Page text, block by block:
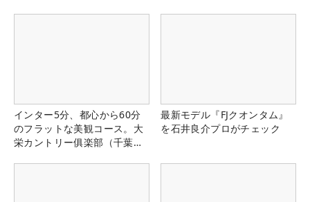
インター5分、都心から60分
のフラットな美観コース。大
栄カントリー俱楽部（千葉
最新モデル『FJクオンタム』
を石井良介プロがチェック